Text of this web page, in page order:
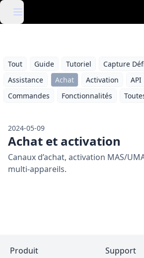
Tout Guide Tutoriel Capture
Assistance
Achat Activation API
Commandes
Fonctionnalités
2024-05-09
Achat et activation
Canaux d’achat, activation MAS/
multi‑appareils.
Produit Support